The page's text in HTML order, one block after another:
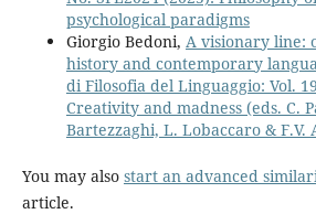
psychological paradigms
Giorgio Bedoni, A visionary line:
history and contemporary
di Filosofia del Linguaggio: Vol.
Creativity and madness (eds. C.
Bartezzaghi, L. Lobaccaro & F.V.
You may also start an advanced
article.